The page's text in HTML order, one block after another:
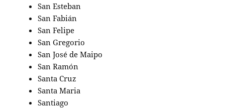
San Esteban
San Fabián
San Felipe
San Gregorio
San José de Maipo
San Ramón
Santa Cruz
Santa Maria
Santiago